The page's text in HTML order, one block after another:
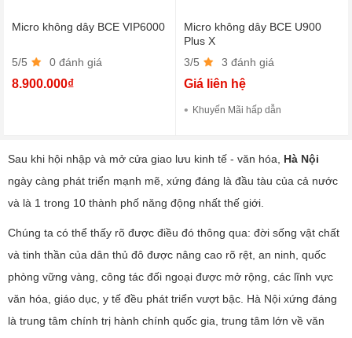
Micro không dây BCE VIP6000
5/5 0 đánh giá
8.900.000₫
Micro không dây BCE U900
Plus X
3/5
3 đánh giá
Giá liên hệ
Khuyến Mãi hấp dẫn
Sau khi hội nhập và mở cửa giao lưu kinh tế - văn hóa, Hà Nội
ngày càng phát triển mạnh mẽ, xứng đáng là đầu tàu của cả nước
và là 1 trong 10 thành phố năng động nhất thế giới.
Chúng ta có thể thấy rõ được điều đó thông qua: đời sống vật chất
và tinh thần của dân thủ đô được nâng cao rõ rệt, an ninh, quốc
phòng vững vàng, công tác đối ngoại được mở rộng, các lĩnh vực
văn hóa, giáo dục, y tế đều phát triển vượt bậc. Hà Nội xứng đáng
là trung tâm chính trị hành chính quốc gia, trung tâm lớn về văn